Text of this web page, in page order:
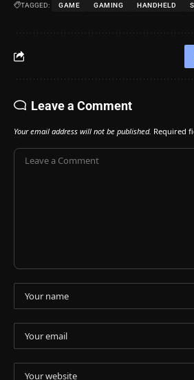
TAGGED: GAME GAMING HANDHELD
Leave a Comment
Your email address will not be published. Required